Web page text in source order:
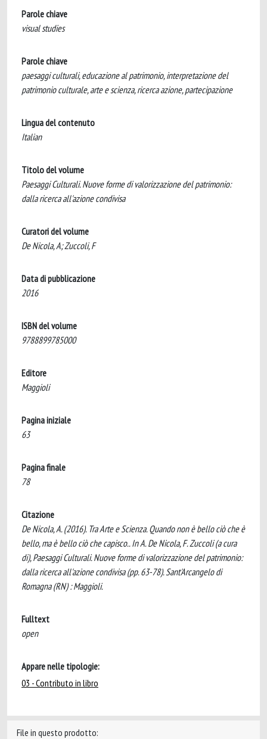
Parole chiave
visual studies
Parole chiave
paesaggi culturali, educazione al patrimonio, interpretazione del
patrimonio culturale, arte e scienza, ricerca azione, partecipazione
Lingua del contenuto
Italian
Titolo del volume
Paesaggi Culturali. Nuove forme di valorizzazione del patrimonio:
dalla ricerca all'azione condivisa
Curatori del volume
De Nicola, A; Zuccoli, F
Data di pubblicazione
2016
ISBN del volume
9788899785000
Editore
Maggioli
Pagina iniziale
63
Pagina finale
78
Citazione
De Nicola, A. (2016). Tra Arte e Scienza. Quando non è bello ciò che è
bello, ma è bello ciò che capisco.. In A. De Nicola, F. Zuccoli (a cura
di), Paesaggi Culturali. Nuove forme di valorizzazione del patrimonio:
dalla ricerca all'azione condivisa (pp. 63-78). Sant'Arcangelo di
Romagna (RN) : Maggioli.
Fulltext
open
Appare nelle tipologie:
03 - Contributo in libro
File in questo prodotto: